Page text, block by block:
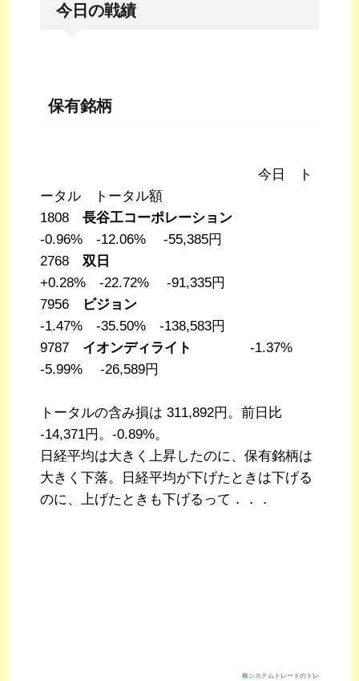
今日の戦績
保有銘柄
今日 ト
ータル トータル額
1808 長谷工コーポレーション
-0.96% -12.06% -55,385円
2768 双日
+0.28% -22.72% -91,335円
7956
ビジョン
-1.47% -35.50% -138,583円
9787 イオンディライト
-1.37%
-5.99% -26,589円
トータルの含み損は 311,892円。前日比
-14,371円。-0.89%。
日経平均は大きく上昇したのに、保有銘柄は
大きく下落。日経平均が下げたときは下げる
のに、上げたときも下げるって．．．
株システムトレードのトレジスタ・ス